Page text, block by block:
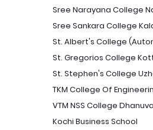
Sree Narayana College
Sree Sankara College
St. Albert's College
St. Gregorios College
St. Stephen's College
TKM College Of
VTM NSS College
Kochi Business School